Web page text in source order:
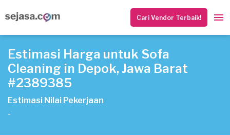
Cari Vendor Terbaik!
Estimasi Harga untuk Sofa
Cleaning in Depok, Jawa Barat
#2389385
Estimasi Nilai Pekerjaan
-